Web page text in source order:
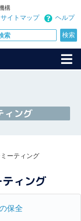
構
ヘルプ
サイトマップ
ィング
ーティング
ィング
保全